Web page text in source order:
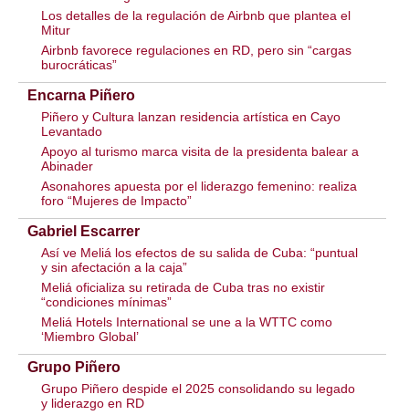
Los detalles de la regulación de Airbnb que plantea el
Mitur
Airbnb favorece regulaciones en RD, pero sin “cargas
burocráticas”
Encarna Piñero
Piñero y Cultura lanzan residencia artística en Cayo
Levantado
Apoyo al turismo marca visita de la presidenta balear a
Abinader
Asonahores apuesta por el liderazgo femenino: realiza
foro “Mujeres de Impacto”
Gabriel Escarrer
Así ve Meliá los efectos de su salida de Cuba: “puntual
y sin afectación a la caja”
Meliá oficializa su retirada de Cuba tras no existir
“condiciones mínimas”
Meliá Hotels International se une a la WTTC como
‘Miembro Global’
Grupo Piñero
Grupo Piñero despide el 2025 consolidando su legado
y liderazgo en RD